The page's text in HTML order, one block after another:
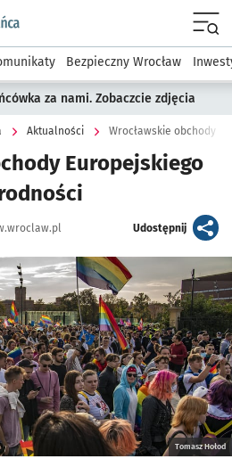
podserwis: Dla mieszkańca
Bezpieczny Wrocław
za nami. Zobaczcie zdjęcia
Aktualności Wrocławskie obchody
Europejskiego
Udostępnijartykuł
Tomasz Hołod